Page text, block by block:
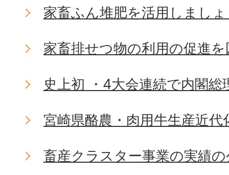
家畜ふん堆肥を活用しまし
家畜排せつ物の利用の促進
史上初 ・4大会連続で内閣総
宮崎県酪農・肉用牛生産近
畜産クラスター事業の実績